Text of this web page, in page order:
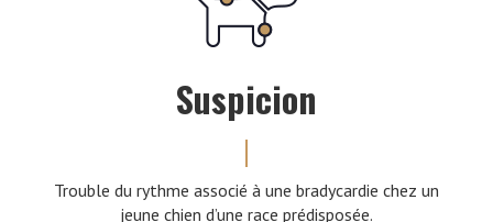
Suspicion
Trouble du rythme associé à une bradycardie chez un
jeune chien d’une race prédisposée.